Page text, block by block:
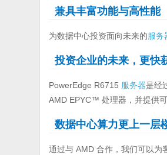
兼具丰富功能与高性能
为数据中心投资面向未来的服务
投资企业的未来，更快
PowerEdge R6715 服务器是经
AMD EPYC™ 处理器，并提供
数据中心算力更上一层
通过与 AMD 合作，我们可以为